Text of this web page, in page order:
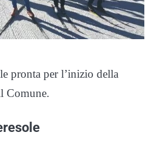
pronta per l’inizio della
Comune.